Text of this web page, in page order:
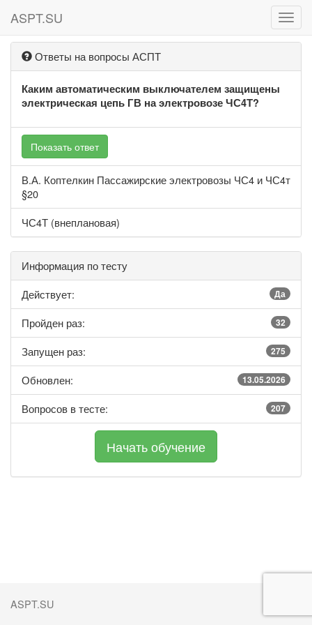
ASPT.SU
Ответы на вопросы АСПТ
Каким автоматическим выключателем защищены
электрическая цепь ГВ на электровозе ЧС4Т?
Показать ответ
В.А. Коптелкин Пассажирские электровозы ЧС4 и ЧС4т
§20
ЧС4Т (внеплановая)
Информация по тесту
Действует:
Да
Пройден раз: 32
Запущен раз: 275
Обновлен: 13.05.2026
Вопросов в тесте: 207
ASPT.SU